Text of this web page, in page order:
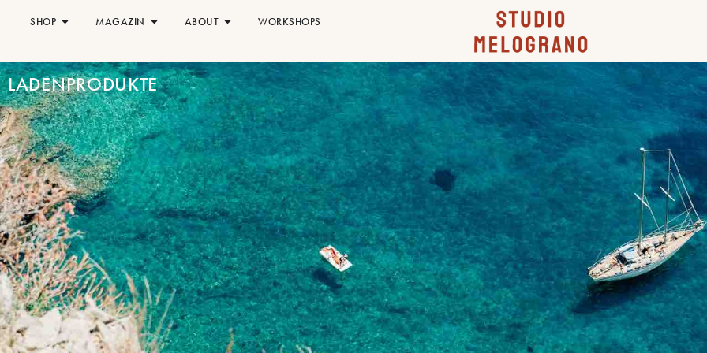
SHOP MAGAZIN ABOUT WORKSHOPS
LADENPRODUKTE